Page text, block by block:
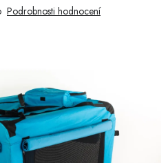
Podrobnosti hodnocení